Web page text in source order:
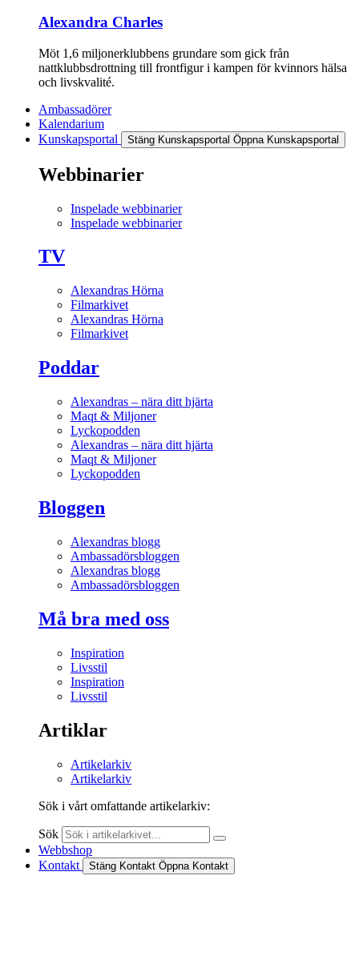
Alexandra Charles
Möt 1,6 miljonerklubbens grundare som gick från
nattklubbsdrottning till frontfigur i kampen för kvinnors hälsa
och livskvalité.
Ambassadörer
Kalendarium
Kunskapsportal
Stäng Kunskapsportal Öppna Kunskapsportal
Webbinarier
Inspelade webbinarier
Inspelade webbinarier
TV
Alexandras Hörna
Filmarkivet
Alexandras Hörna
Filmarkivet
Poddar
Alexandras – nära ditt hjärta
Maqt & Miljoner
Lyckopodden
Alexandras – nära ditt hjärta
Maqt & Miljoner
Lyckopodden
Bloggen
Alexandras blogg
Ambassadörsbloggen
Alexandras blogg
Ambassadörsbloggen
Må bra med oss
Inspiration
Livsstil
Inspiration
Livsstil
Artiklar
Artikelarkiv
Artikelarkiv
Sök i vårt omfattande artikelarkiv:
Sök
Webbshop
Kontakt
Stäng Kontakt Öppna Kontakt